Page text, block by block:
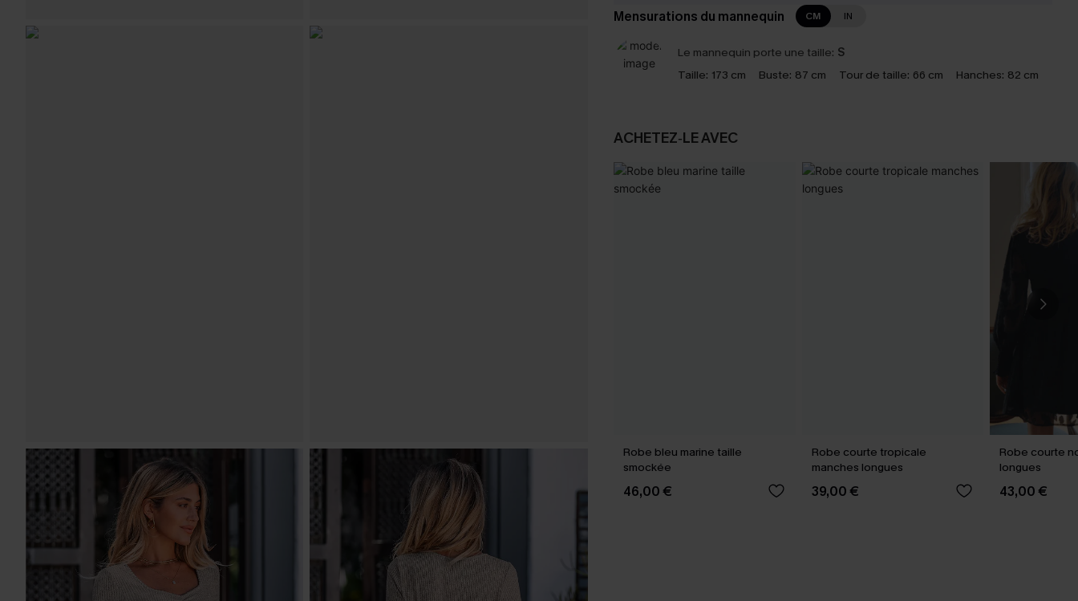
Mensurations du mannequin CM IN
Le mannequin porte une taille: S
Taille: 173 cm Buste: 87 cm Tour de taille: 66 cm Hanches: 82 cm
ACHETEZ‑LE AVEC
Robe bleu marine taille
smockée
46,00 €
Robe courte tropicale
manches longues
39,00 €
Robe courte
longues
43,00 €